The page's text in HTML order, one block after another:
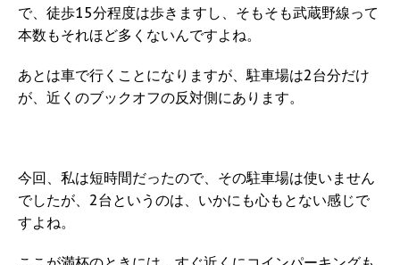
で、徒歩15分程度は歩きますし、そもそも武蔵野線って
本数もそれほど多くないんですよね。
あとは車で行くことになりますが、駐車場は2台分だけ
が、近くのブックオフの反対側にあります。
今回、私は短時間だったので、その駐車場は使いません
でしたが、2台というのは、いかにも心もとない感じで
すよね。